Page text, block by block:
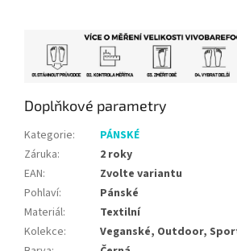
Doplňkové parametry
Kategorie:
PÁNSKÉ
Záruka:
2 roky
EAN:
Zvolte variantu
Pohlaví:
Pánské
Materiál:
Textilní
Kolekce:
Veganské, Outdoor,